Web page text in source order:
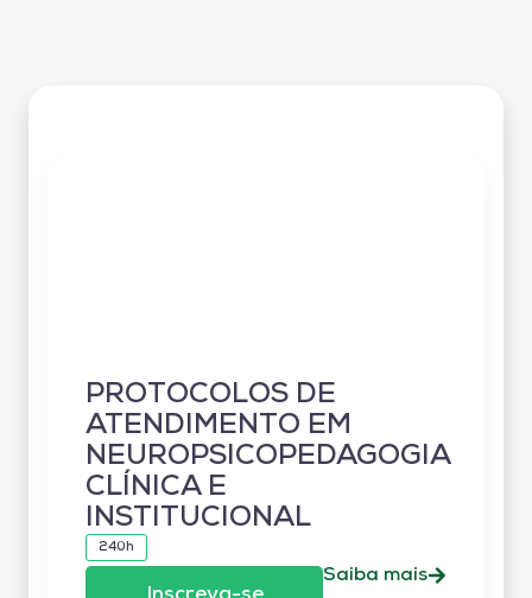
PROTOCOLOS DE
ATENDIMENTO EM
NEUROPSICOPEDAGOGIA
CLÍNICA E
INSTITUCIONAL
240h
Saiba mais